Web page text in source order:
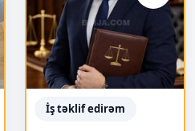
İş təklif edirəm